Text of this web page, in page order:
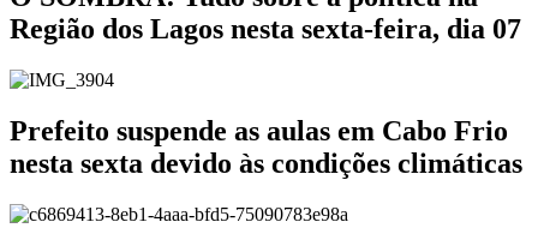
Região dos Lagos nesta sexta-feira, dia 07
Prefeito suspende as aulas em Cabo Frio
nesta sexta devido às condições climáticas